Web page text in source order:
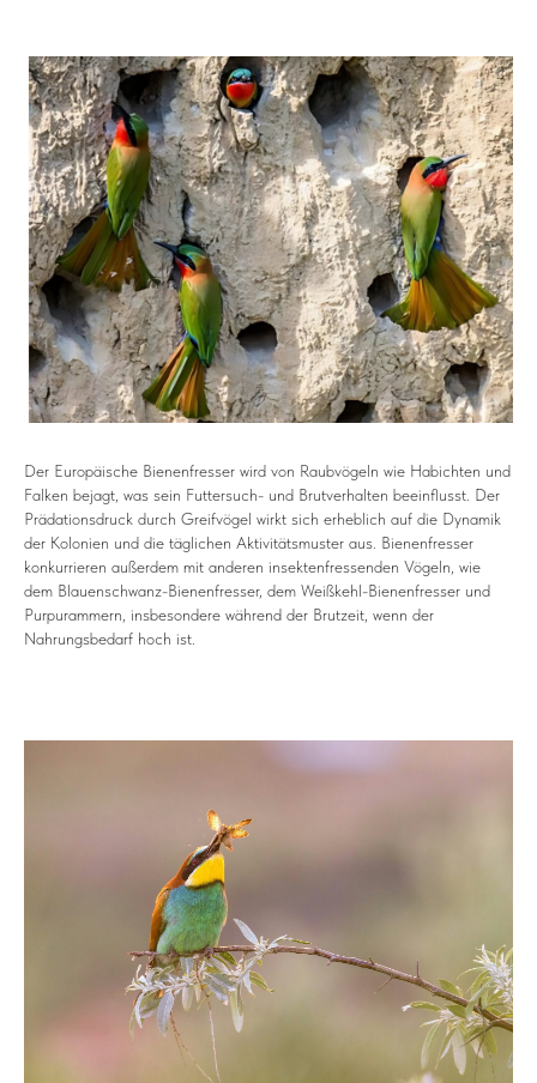
Der Europäische Bienenfresser wird von Raubvögeln wie Habichten und
Falken bejagt, was sein Futtersuch- und Brutverhalten beeinflusst. Der
Prädationsdruck durch Greifvögel wirkt sich erheblich auf die Dynamik
der Kolonien und die täglichen Aktivitätsmuster aus. Bienenfresser
konkurrieren außerdem mit anderen insektenfressenden Vögeln, wie
dem Blauenschwanz-Bienenfresser, dem Weißkehl-Bienenfresser und
Purpurammern, insbesondere während der Brutzeit, wenn der
Nahrungsbedarf hoch ist.